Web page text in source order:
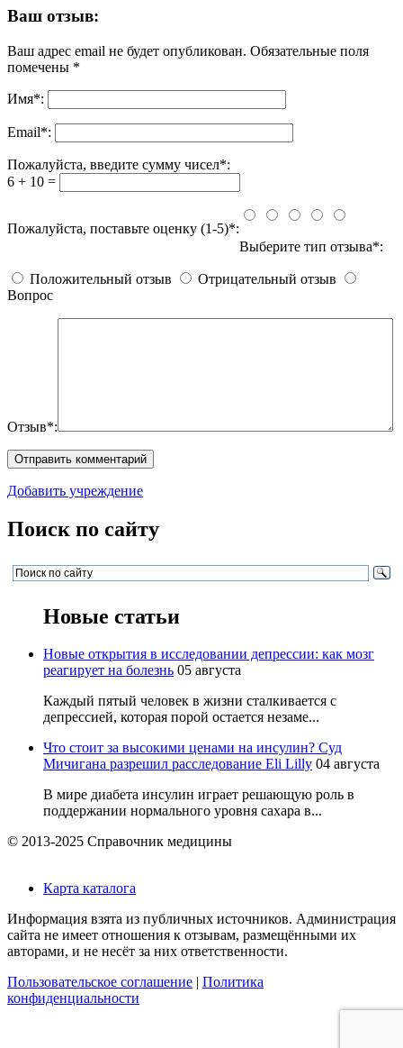
Ваш отзыв:
Ваш адрес email не будет опубликован. Обязательные поля
помечены *
Имя*:
Email*:
Пожалуйста, введите сумму чисел*:
6 + 10 =
Пожалуйста, поставьте оценку (1-5)*:
Выберите тип отзыва*:
Положительный отзыв
Отрицательный отзыв
Вопрос
Отзыв*:
Добавить учреждение
Поиск по сайту
Новые статьи
Новые открытия в исследовании депрессии: как мозг
реагирует на болезнь 05 августа
Каждый пятый человек в жизни сталкивается с
депрессией, которая порой остается незаме...
Что стоит за высокими ценами на инсулин? Суд
Мичигана разрешил расследование Eli Lilly 04 августа
В мире диабета инсулин играет решающую роль в
поддержании нормального уровня сахара в...
© 2013-2025 Справочник медицины
Карта каталога
Информация взята из публичных источников. Администрация
сайта не имеет отношения к отзывам, размещёнными их
авторами, и не несёт за них ответственности.
Пользовательское соглашение
Политика
конфиденциальности